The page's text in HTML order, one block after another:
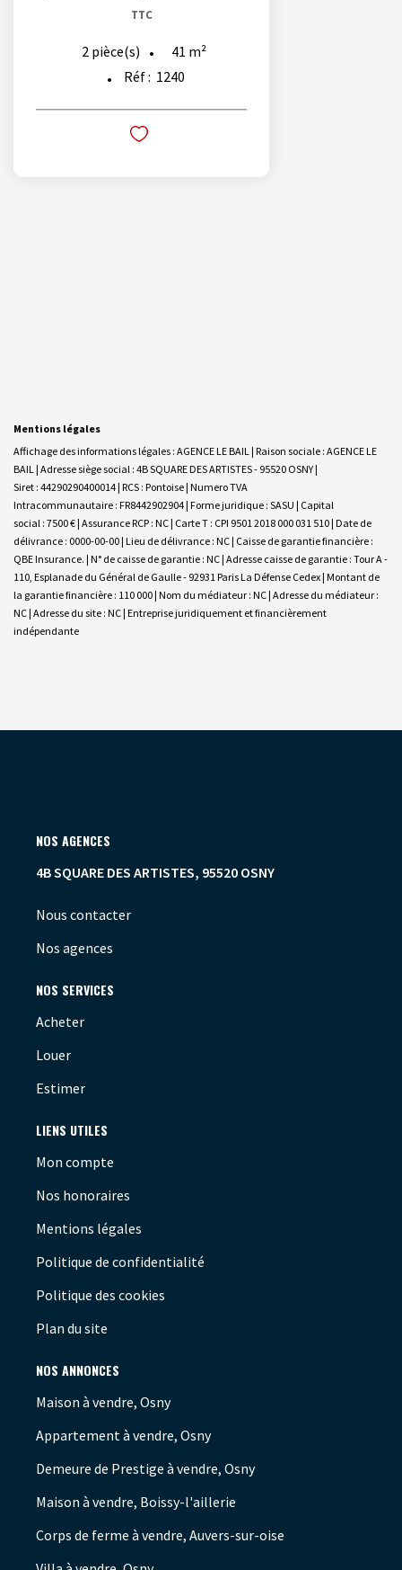
TTC
2 pièce(s) 41 m²
Réf : 1240
Mentions légales
Affichage des informations légales : AGENCE LE BAIL | Raison sociale : AGENCE LE
BAIL | Adresse siège social : 4B SQUARE DES ARTISTES - 95520 OSNY |
Siret : 44290290400014 | RCS : Pontoise | Numero TVA
Intracommunautaire : FR8442902904 | Forme juridique : SASU | Capital
social : 7500 € | Assurance RCP : NC | Carte T : CPI 9501 2018 000 031 510 | Date de
délivrance : 0000-00-00 | Lieu de délivrance : NC | Caisse de garantie financière :
QBE Insurance. | N° de caisse de garantie : NC | Adresse caisse de garantie : Tour A -
110, Esplanade du Général de Gaulle - 92931 Paris La Défense Cedex | Montant de
la garantie financière : 110 000 | Nom du médiateur : NC | Adresse du médiateur :
NC | Adresse du site : NC | Entreprise juridiquement et financièrement
indépendante
NOS AGENCES
4B SQUARE DES ARTISTES, 95520 OSNY
Nous contacter
Nos agences
NOS SERVICES
Acheter
Louer
Estimer
LIENS UTILES
Mon compte
Nos honoraires
Mentions légales
Politique de confidentialité
Politique des cookies
Plan du site
NOS ANNONCES
Maison à vendre, Osny
Appartement à vendre, Osny
Demeure de Prestige à vendre, Osny
Maison à vendre, Boissy-l'aillerie
Corps de ferme à vendre, Auvers-sur-oise